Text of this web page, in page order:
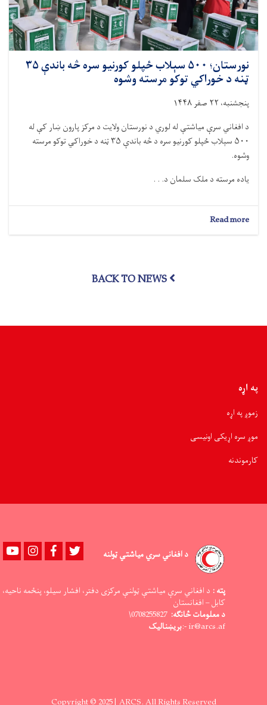
نورستان؛ ۵۰۰ سېلاب ځپلو کورنیو سره څه باندې ۳۵
ټنه د خوراکي توکو مرسته وشوه
پنجشنبه، ۲۲ صفر ۱۴۴۸
د افغاني سرې میاشتې له لوري د نورستان ولایت د مرکز پارون ښار کې له
۵۰۰ سېلاب ځپلو کورنیو سره د څه باندې ۳۵ ټنه د خوراکي توکو مرسته
وشوه.
یاده مرسته د ملک سلمان د. . .
Read more
نورستان؛
۳۵
BACK TO NEWS
په اړه
زموږ په اړه
موږ سره اړیکی اونیسی
کارموندنه
د افغاني سري میاشتي ټولنه YoutubeinstagramFacebook Twitter
پته : د افغاني سرې میاشتې ټولنې مرکزی دفتر، افشار سیلو، پنځمه ناحیه،
کابل – افغانستان
د معلومات څانګه: 0708255827\
ir@arcs.af -: بریښنالیک